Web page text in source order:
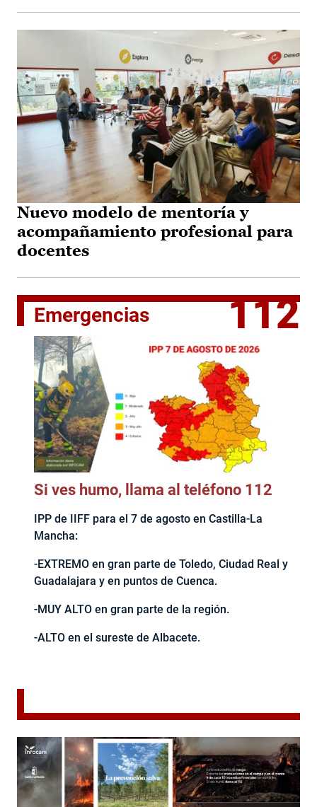
Nuevo modelo de mentoría y
acompañamiento profesional para
docentes
Emergencias 112
Si ves humo, llama al teléfono 112
IPP de IIFF para el 7 de agosto en Castilla-La
Mancha:
-EXTREMO en gran parte de Toledo, Ciudad Real y
Guadalajara y en puntos de Cuenca.
-MUY ALTO en gran parte de la región.
-ALTO en el sureste de Albacete.